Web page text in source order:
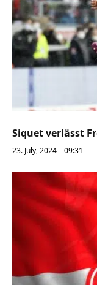
Siquet verlässt
23. July, 2024 – 09:31